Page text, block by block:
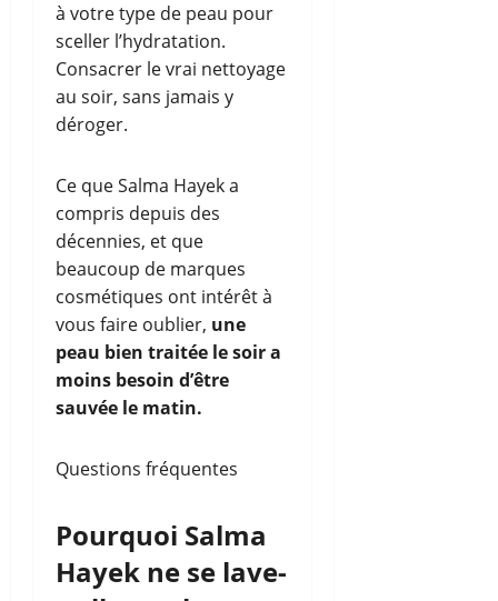
à votre type de peau pour
sceller l’hydratation.
Consacrer le vrai nettoyage
au soir, sans jamais y
déroger.
Ce que Salma Hayek a
compris depuis des
décennies, et que
beaucoup de marques
cosmétiques ont intérêt à
vous faire oublier, une
peau bien traitée le soir a
moins besoin d’être
sauvée le matin.
Questions fréquentes
Pourquoi Salma
Hayek ne se lave-